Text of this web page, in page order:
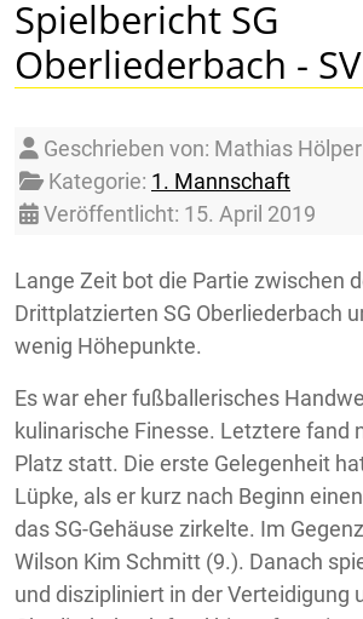
Spielbericht SG
Oberliederbach -
Details
Geschrieben von: Mathias Hölper
Kategorie: 1. Mannschaft
Veröffentlicht: 15. April 2019
Lange Zeit bot die Partie zwischen
Drittplatzierten SG Oberliederbach
wenig Höhepunkte.
Es war eher fußballerisches
kulinarische Finesse. Letztere fand
Platz statt. Die erste Gelegenheit
Lüpke, als er kurz nach Beginn
das SG-Gehäuse zirkelte. Im
Wilson Kim Schmitt (9.). Danach
und diszipliniert in der Verteidigung